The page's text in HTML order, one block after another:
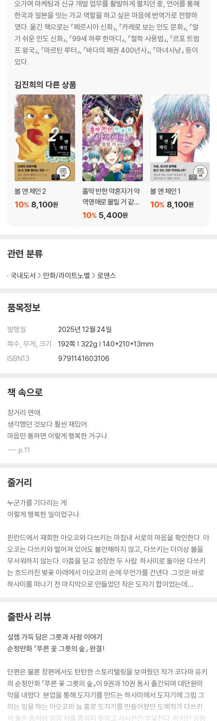
오가며 마케팅과 신규 개발 업무를 활발하게 펼치던 중, 언어를 통해
한국과 일본을 잇는 가교 역할을 하고 싶은 마음에 번역가로 전향하
였다. 옮긴 책으로는 『페르시아 신화』, 『카레로 보는 인도 문화』, 『알
기 쉬운 인도 신화』, 『99세 하루 한마디』, 『철학 사용법』, 『르포 트럼
프 왕국』, 『마르틴 루터』, 『바다의 패권 400년사』, 『마녀사냥』 등이
있다.
김진희의 다른 상품
볼 앤 체인 2
8,100원
10%
홀딱 반한 약혼자가 악
역영애로 몰릴 거 같아
서 4 5,400원
10%
볼 앤 체인 1
8,100원
10%
관련 분류
국내도서 만화/라이트노벨 로맨스
품목정보
발행일
2025년 12월 24일
쪽수, 무게, 크기
192쪽 | 322g | 140*210*13mm
ISBN13
9791141603106
책 속으로
장거리 연애.
생각했던 것보다 훨씬 재밌어.
마음만 통하면 이렇게 행복한 거구나.
--- p.11
줄거리
누군가를 기다리는 게
이렇게 행복한 일이었구나.
핀란드에서 재회한 아오코와 다쓰키는 마침내 서로의 마음을 확인한다. 아
오코는 다쓰키와 떨어져 있어도 불안해하지 않고, 다쓰키는 더이상 불을
무서워하지 않는다. 아픔을 딛고 성장한 두 사람. 하사미로 돌아온 다쓰키
는 흐드러진 벚꽃 아래에서 아오코의 손에 무언가를 건넨다. 그것은 바로
하사미를 떠나기 전 마지막으로 만들었던 작은 도자기 합이었는데…
출판사 리뷰
설렘 가득 담은 그릇과 사랑 이야기
순정만화 『푸른 꽃 그릇의 숲』 완결!
단편은 물론 장편에서도 탄탄한 스토리텔링을 보여줬던 작가 코다마 유키
의 순정만화 『푸른 꽃 그릇의 숲』이 9권과 10권 동시 출간되며 대단원의
막을 내렸다. 분업을 통해 도자기를 만드는 하사미에서 도자기에 그림 그
리는 일을 하는 아오코와 늘 홀로 도자기를 만들어왔던 도예작가 다쓰키.
이 둘은 좀처럼 입장 차를 좁히지 못하고 사사건건 부딪친다. 하지만 공동